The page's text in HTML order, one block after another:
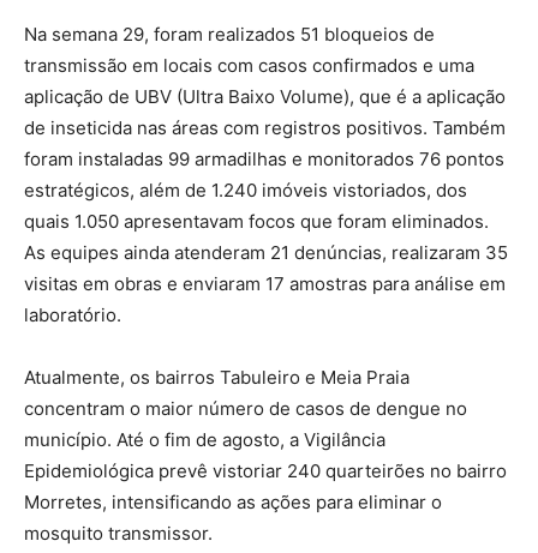
Na semana 29, foram realizados 51 bloqueios de
transmissão em locais com casos confirmados e uma
aplicação de UBV (Ultra Baixo Volume), que é a aplicação
de inseticida nas áreas com registros positivos. Também
foram instaladas 99 armadilhas e monitorados 76 pontos
estratégicos, além de 1.240 imóveis vistoriados, dos
quais 1.050 apresentavam focos que foram eliminados.
As equipes ainda atenderam 21 denúncias, realizaram 35
visitas em obras e enviaram 17 amostras para análise em
laboratório.
Atualmente, os bairros Tabuleiro e Meia Praia
concentram o maior número de casos de dengue no
município. Até o fim de agosto, a Vigilância
Epidemiológica prevê vistoriar 240 quarteirões no bairro
Morretes, intensificando as ações para eliminar o
mosquito transmissor.